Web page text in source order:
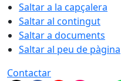
Saltar a la capçalera
Saltar al contingut
Saltar a documents
Saltar al peu de pàgina
Contactar